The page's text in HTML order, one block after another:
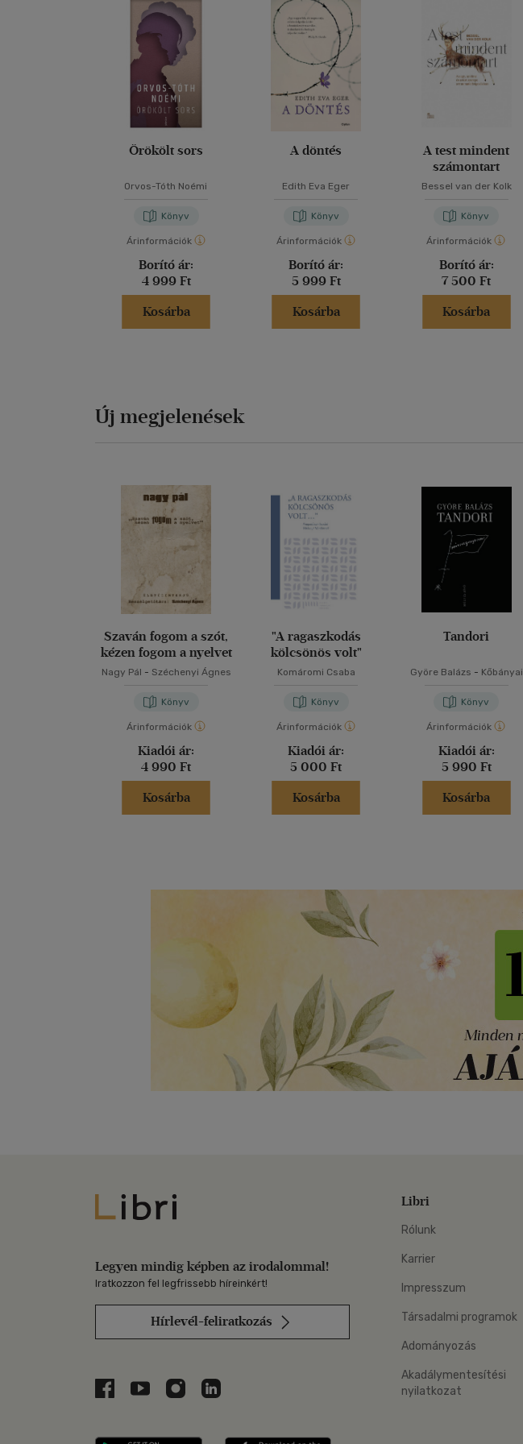
Örökölt sors
Orvos-Tóth Noémi
Könyv
Árinformációk
Borító ár:
4 999 Ft
Kosárba
A döntés
Edith Eva Eger
Könyv
Árinformációk
Borító ár:
5 999 Ft
Kosárba
A test mindent
számontart
Bessel van der Kolk
Könyv
Árinformációk
Borító ár:
7 500 Ft
Kosárba
Új megjelenések
Szaván fogom a szót,
kézen fogom a nyelvet
Nagy Pál - Széchenyi Ágnes
Könyv
Árinformációk
Kiadói ár:
4 990 Ft
Kosárba
"A ragaszkodás
kölcsönös volt"
Komáromi Csaba
Könyv
Árinformációk
Kiadói ár:
5 000 Ft
Kosárba
Tandori
Györe Balázs - Kőbányai
Könyv
Árinformációk
Kiadói ár:
5 990 Ft
Kosárba
Libri
Legyen mindig képben az irodalommal!
Iratkozzon fel legfrissebb híreinkért!
Hírlevél-feliratkozás
Libri a Facebookon
Libri a Youtube-on
Libri az Instagramon
Libri a LinkedInen
Libri
Rólunk
Karrier
Impresszum
Társadalmi programok
Adományozás
Akadálymentesítési
nyilatkozat